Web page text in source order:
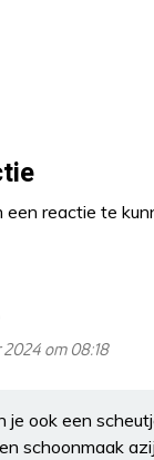
een reactie te
2024 om 08:18
je ook een
schoonmaak